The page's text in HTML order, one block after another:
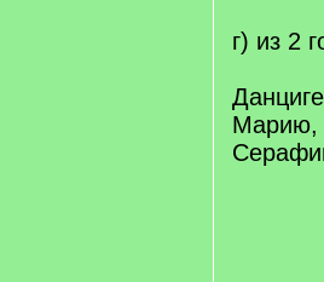
г) из 2
Марию,